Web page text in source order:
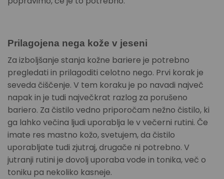
Prilagojena nega kože v jeseni
Za izboljšanje stanja kožne bariere je potrebno
pregledati in prilagoditi celotno nego. Prvi korak je
seveda čiščenje. V tem koraku je po navadi največ
napak in je tudi največkrat razlog za porušeno
bariero. Za čistilo vedno priporočam nežno čistilo, ki
ga lahko večina ljudi uporablja le v večerni rutini. Če
imate res mastno kožo, svetujem, da čistilo
uporabljate tudi zjutraj, drugače ni potrebno. V
jutranji rutini je dovolj uporaba vode in tonika, več o
toniku pa nekoliko kasneje.